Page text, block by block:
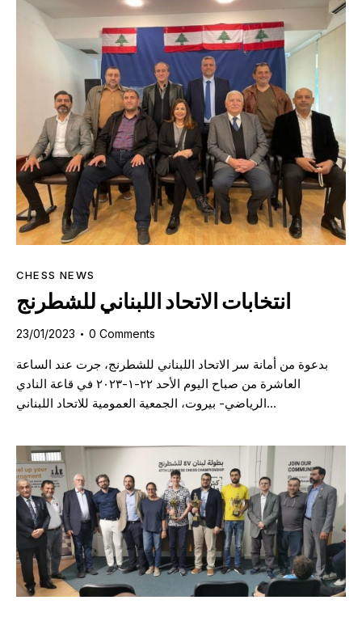
CHESS NEWS
انتخابات الاتحاد اللبناني للشطرنج
23/01/2023 0 Comments
بدعوة من أمانة سر الاتحاد اللبناني للشطرنج، جرت عند الساعة
العاشرة من صباح اليوم الأحد ٢٢-١-٢٠٢٣ في قاعة النادي
الرياضي- بيروت، الجمعية العمومية للاتحاد اللبناني…